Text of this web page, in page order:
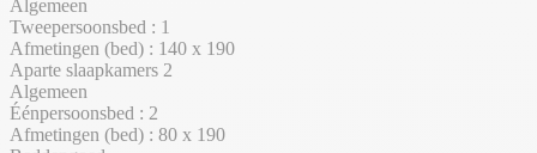
Algemeen
Tweepersoonsbed : 1
Afmetingen (bed) : 140 x 190
Aparte slaapkamers 2
Algemeen
Éénpersoonsbed : 2
Afmetingen (bed) : 80 x 190